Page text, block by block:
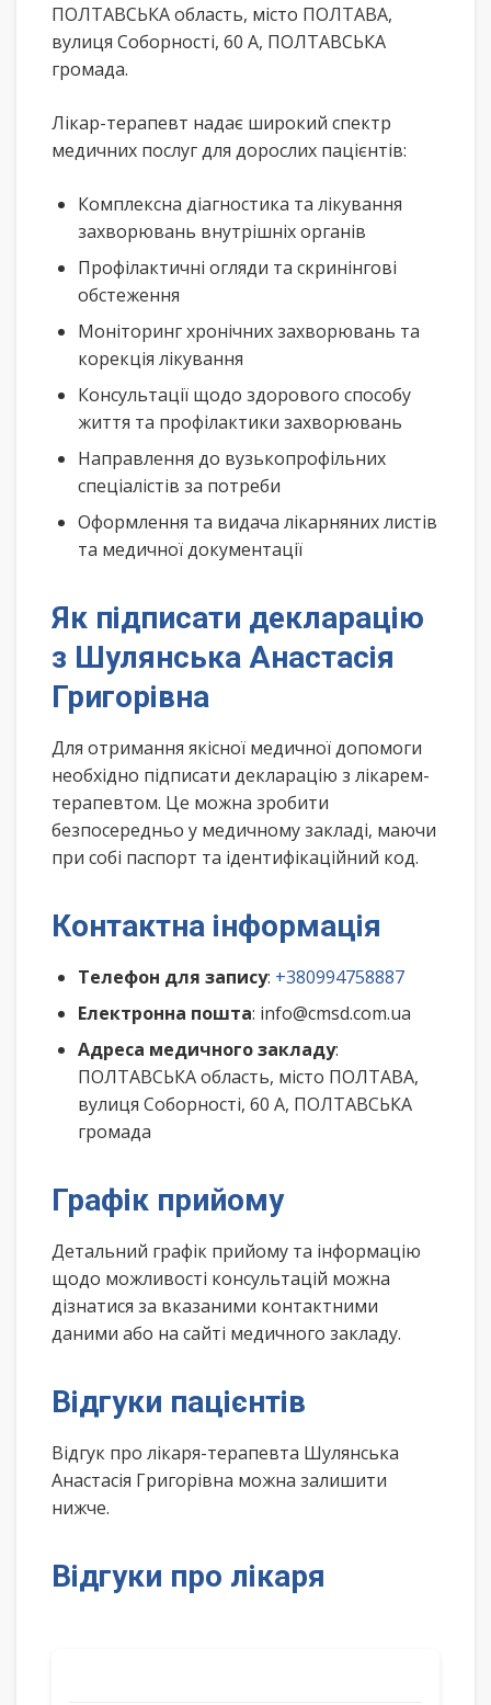
ПОЛТАВСЬКА область, місто ПОЛТАВА,
вулиця Соборності, 60 А, ПОЛТАВСЬКА
громада.
Лікар-терапевт надає широкий спектр
медичних послуг для дорослих пацієнтів:
Комплексна діагностика та лікування
захворювань внутрішніх органів
Профілактичні огляди та скринінгові
обстеження
Моніторинг хронічних захворювань та
корекція лікування
Консультації щодо здорового способу
життя та профілактики захворювань
Направлення до вузькопрофільних
спеціалістів за потреби
Оформлення та видача лікарняних листів
та медичної документації
Як підписати декларацію
з Шулянська Анастасія
Григорівна
Для отримання якісної медичної допомоги
необхідно підписати декларацію з лікарем-
терапевтом. Це можна зробити
безпосередньо у медичному закладі, маючи
при собі паспорт та ідентифікаційний код.
Контактна інформація
Телефон для запису: +380994758887
Електронна пошта: info@cmsd.com.ua
Адреса медичного закладу:
ПОЛТАВСЬКА область, місто ПОЛТАВА,
вулиця Соборності, 60 А, ПОЛТАВСЬКА
громада
Графік прийому
Детальний графік прийому та інформацію
щодо можливості консультацій можна
дізнатися за вказаними контактними
даними або на сайті медичного закладу.
Відгуки пацієнтів
Відгук про лікаря-терапевта Шулянська
Анастасія Григорівна можна залишити
нижче.
Відгуки про лікаря